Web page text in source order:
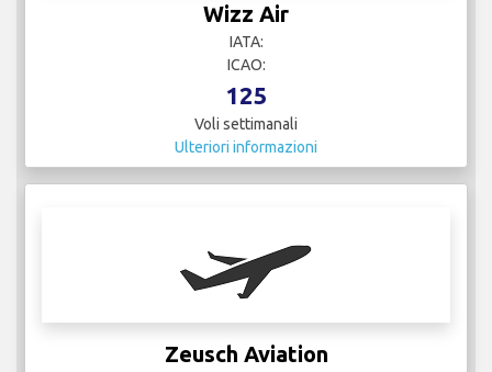
Wizz Air
IATA:
ICAO:
125
Voli settimanali
Ulteriori informazioni
Zeusch Aviation